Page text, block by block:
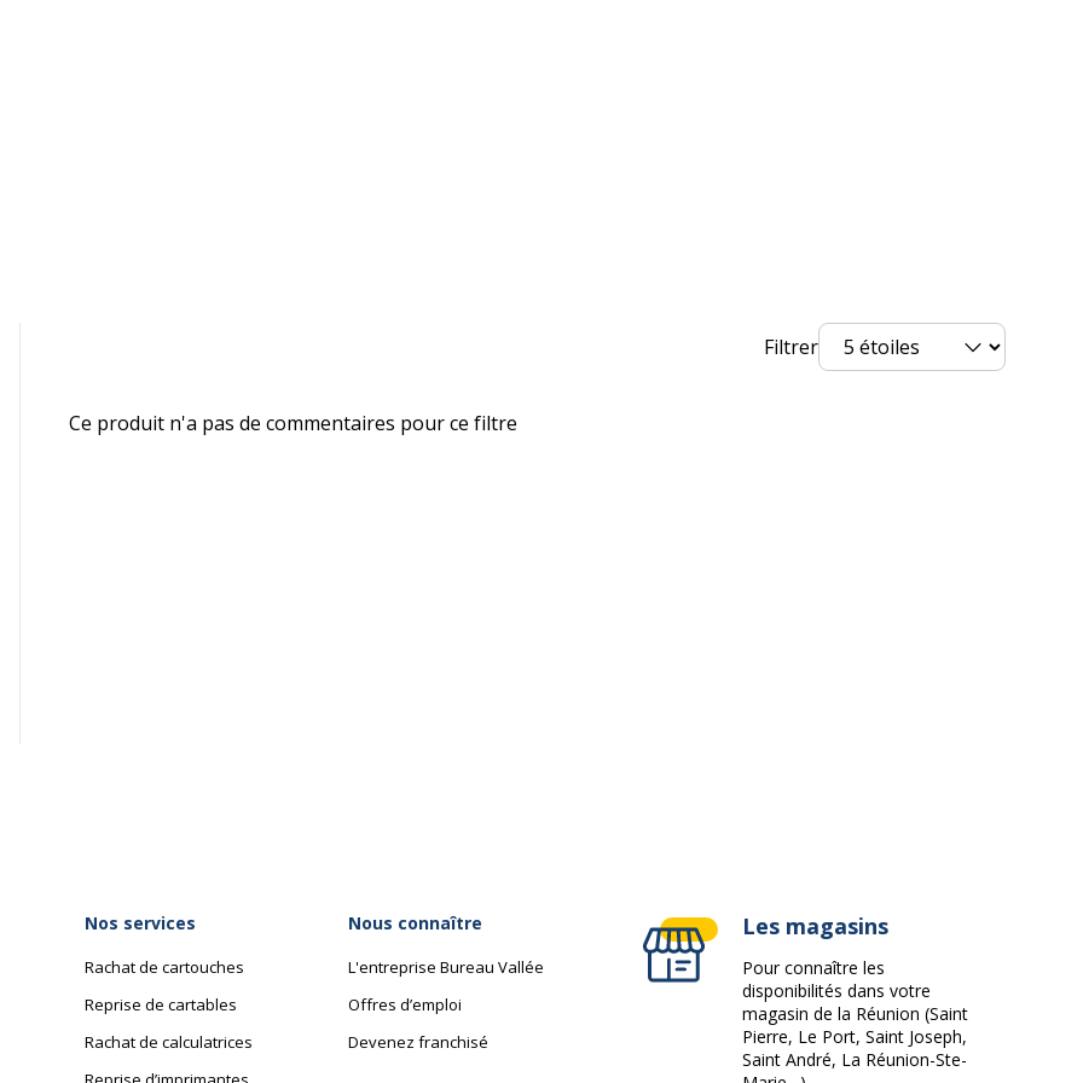
Filtrer
Ce produit n'a pas de commentaires pour ce filtre
Nos services
Rachat de cartouches
Reprise de cartables
Rachat de calculatrices
Nous connaître
L'entreprise Bureau Vallée
Offres d’emploi
Devenez franchisé
Les magasins
Pour connaître les
disponibilités dans votre
magasin de la Réunion (Saint
Pierre, Le Port, Saint Joseph,
Saint André, La Réunion-Ste-